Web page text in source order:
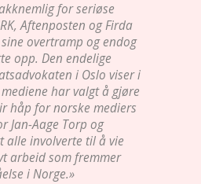
for seriøse
Aftenposten og Firda
overtramp og endog
opp. Den endelige
i Oslo viser i
har valgt å gjøre
håp for norske mediers
Jan-Aage Torp og
involverte til å vie
arbeid som fremmer
i Norge.»